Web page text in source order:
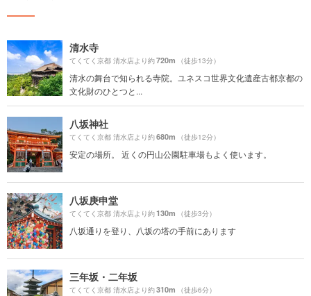
清水寺
てくてく京都 清水店より約720m （徒歩13分）
清水の舞台で知られる寺院。ユネスコ世界文化遺産古都京都の
文化財のひとつと...
八坂神社
てくてく京都 清水店より約680m （徒歩12分）
安定の場所。 近くの円山公園駐車場もよく使います。
八坂庚申堂
てくてく京都 清水店より約130m （徒歩3分）
八坂通りを登り、八坂の塔の手前にあります
三年坂・二年坂
てくてく京都 清水店より約310m （徒歩6分）